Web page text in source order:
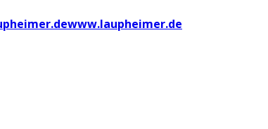
www.laupheimer.de